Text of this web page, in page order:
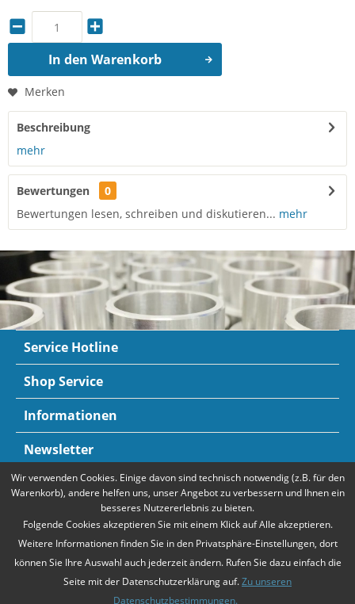
In den Warenkorb
Merken
Beschreibung
mehr
Bewertungen
0
Bewertungen lesen, schreiben und diskutieren... mehr
Service Hotline
Shop Service
Informationen
Newsletter
Zahlungsarten Mehr Informationen
Wir verwenden Cookies. Einige davon sind technisch notwendig (z.B. für den
Warenkorb), andere helfen uns, unser Angebot zu verbessern und Ihnen ein
besseres Nutzererlebnis zu bieten.
Folgende Cookies akzeptieren Sie mit einem Klick auf Alle akzeptieren.
Weitere Informationen finden Sie in den Privatsphäre-Einstellungen, dort
können Sie Ihre Auswahl auch jederzeit ändern. Rufen Sie dazu einfach die
Seite mit der Datenschutzerklärung auf.Zu unseren
Datenschutzbestimmungen.